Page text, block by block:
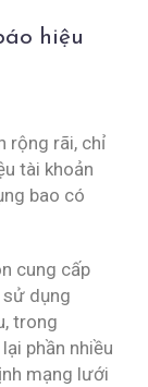
hiệu
rộng rãi, chỉ
tài khoản
bao có
cung cấp
sử dụng
trong
phần nhiều
mạng lưới